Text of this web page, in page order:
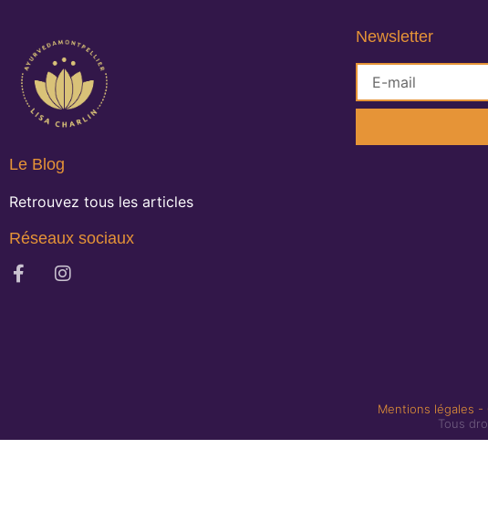
Le Blog
Retrouvez tous les articles
Réseaux sociaux
Newsletter
Mentions légales -
Tous